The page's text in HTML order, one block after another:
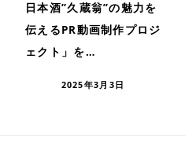
日本酒”久蔵翁”の魅力を
伝えるPR動画制作プロジ
ェクト」を…
2025年3月3日